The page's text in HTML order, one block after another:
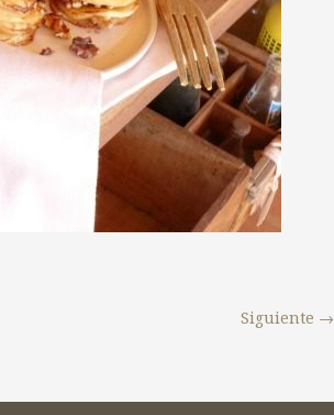
Siguiente →